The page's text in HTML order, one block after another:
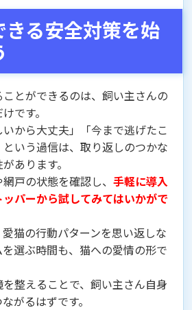
きる安全対策を始
とができるのは、飼い主さんの
です。
いから大丈夫」「今まで逃げたこ
いう過信は、取り返しのつかな
あります。
戸の状態を確認し、 手軽に導入
パーから試してみてはいかがで
猫の行動パターンを思い返しな
選ぶ時間も、猫への愛情の形で
整えることで、飼い主さん自身
がるはずです。